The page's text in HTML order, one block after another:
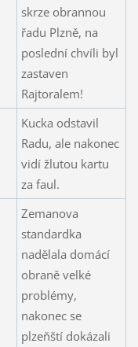
skrze obrannou
řadu Plzně, na
poslední chvíli byl
zastaven
Rajtoralem!
Kucka odstavil
Radu, ale nakonec
vidí žlutou kartu
za faul.
Zemanova
standardka
nadělala domácí
obraně velké
problémy,
nakonec se
plzeňští dokázali